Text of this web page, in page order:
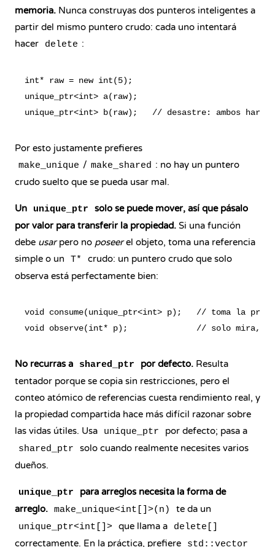
memoria. Nunca construyas dos punteros inteligentes a
partir del mismo puntero crudo: cada uno intentará
hacer
delete :
int* raw = new int(5);
unique_ptr<int> a(raw);
Por esto justamente prefieres
make_unique / make_shared : no hay un puntero
crudo suelto que se pueda usar mal.
Un unique_ptr
solo se puede mover, así que pásalo
por valor para transferir la propiedad. Si una función
debe usarpero no poseerel objeto, toma una referencia
simple o un
T*
crudo: un puntero crudo que solo
observa está perfectamente bien:
void consume(unique_ptr<int> p);   // toma la
No recurras a shared_ptr por defecto. Resulta
tentador porque se copia sin restricciones, pero el
conteo atómico de referencias cuesta rendimiento real, y
la propiedad compartida hace más difícil razonar sobre
las vidas útiles. Usa
unique_ptr por defecto; pasa a
shared_ptr
solo cuando realmente necesites varios
dueños.
unique_ptr
para arreglos necesita la forma de
arreglo. make_unique<int[]>(n) te da un
unique_ptr<int[]> que llama a delete[]
correctamente. En la práctica, prefiere std::vector